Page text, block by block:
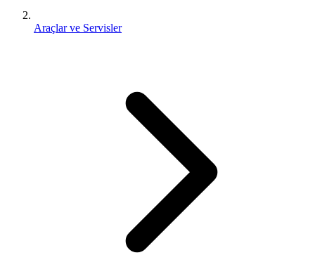
Araçlar ve Servisler